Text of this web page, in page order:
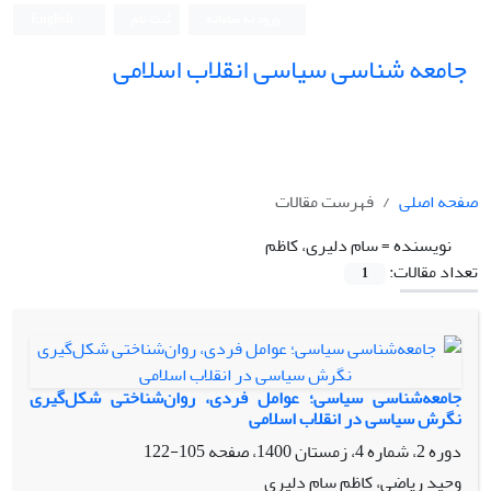
جامعه شناسی سیاسی انقلاب اسلامی
صفحه اصلی
فهرست مقالات
نویسنده =سام دلیری، کاظم
تعداد مقالات:
1
جامعه‌شناسی سیاسی؛ عوامل فردی، روان‌شناختی شکل‌گیری
نگرش سیاسی در انقلاب اسلامی
دوره 2، شماره 4، زمستان 1400، صفحه
105-122
وحید ریاضی، کاظم سام دلیری